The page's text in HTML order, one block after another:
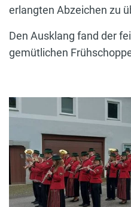
erlangten Abzeichen zu
Den Ausklang fand der
gemütlichen